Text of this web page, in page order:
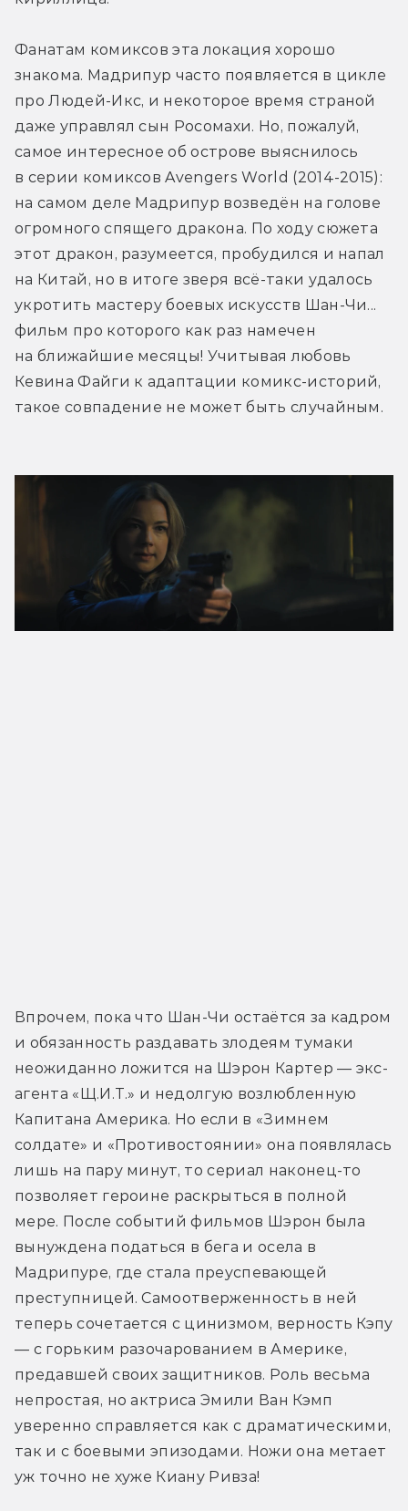
Фанатам комиксов эта локация хорошо
знакома. Мадрипур часто появляется в цикле
про Людей-Икс, и некоторое время страной
даже управлял сын Росомахи. Но, пожалуй,
самое интересное об острове выяснилось
в серии комиксов Avengers World (2014-2015):
на самом деле Мадрипур возведён на голове
огромного спящего дракона. По ходу сюжета
этот дракон, разумеется, пробудился и напал
на Китай, но в итоге зверя всё-таки удалось
укротить мастеру боевых искусств Шан-Чи...
фильм про которого как раз намечен
на ближайшие месяцы! Учитывая любовь
Кевина Файги к адаптации комикс-историй,
такое совпадение не может быть случайным.
Впрочем, пока что Шан-Чи остаётся за кадром
и обязанность раздавать злодеям тумаки
неожиданно ложится на Шэрон Картер — экс-
агента «Щ.И.Т.» и недолгую возлюбленную
Капитана Америка. Но если в «Зимнем
солдате» и «Противостоянии» она появлялась
лишь на пару минут, то сериал наконец-то
позволяет героине раскрыться в полной
мере. После событий фильмов Шэрон была
вынуждена податься в бега и осела в
Мадрипуре, где стала преуспевающей
преступницей. Самоотверженность в ней
теперь сочетается с цинизмом, верность Кэпу
— с горьким разочарованием в Америке,
предавшей своих защитников. Роль весьма
непростая, но актриса Эмили Ван Кэмп
уверенно справляется как с драматическими,
так и с боевыми эпизодами. Ножи она метает
уж точно не хуже Киану Ривза!